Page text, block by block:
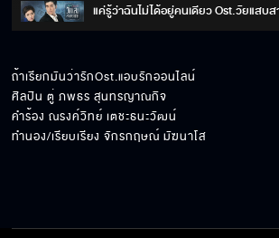
แค่รู้ว่าฉันไม่ได้อยู่คนเดียว Ost.วัยแสบส
ถ้าเรียกมันว่ารักOst.แอบรักออนไลน์
ศิลปิน ตู่ ภพธร สุนทรญาณกิจ
คำร้อง ณรงค์วิทย์ เตชะธนะวัฒน์
ทำนอง/เรียบเรียง จักรกฤษณ์ มัฆนาโส